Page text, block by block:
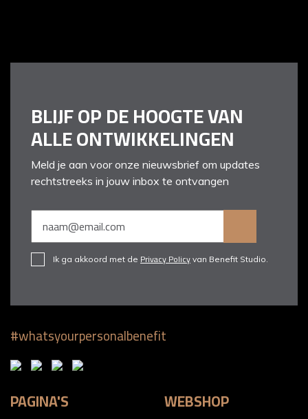
BLIJF OP DE HOOGTE VAN
ALLE ONTWIKKELINGEN
Meld je aan voor onze nieuwsbrief om updates
rechtstreeks in jouw inbox te ontvangen
Ik ga akkoord met de Privacy Policy van Benefit Studio.
#whatsyourpersonalbenefit
PAGINA'S WEBSHOP